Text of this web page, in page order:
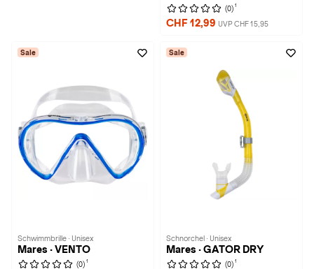
(0) 1
CHF 12,99 UVP CHF 15,95
Sale
Schwimmbrille · Unisex
Mares · VENTO
(0) 1
Sale
Schnorchel · Unisex
Mares · GATOR DRY
(0) 1